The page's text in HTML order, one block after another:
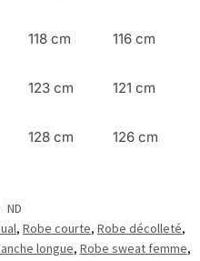
118 cm 116 cm
123 cm 121 cm
128 cm 126 cm
ND
, Robe courte, Robe décolleté,
longue, Robe sweat femme,